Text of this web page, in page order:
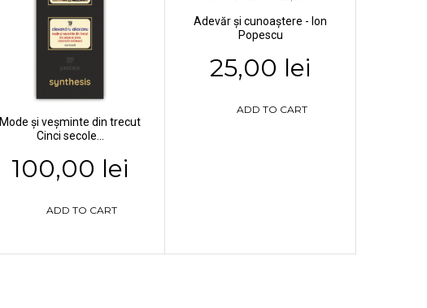
Mode și veșminte din trecut
Cinci secole...
100,00 lei
ADD TO CART
Adevăr și cunoaștere - Ion
Popescu
25,00 lei
ADD TO CART